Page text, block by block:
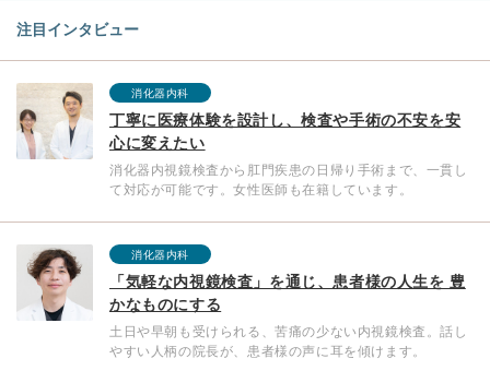
注目インタビュー
消化器内科
丁寧に医療体験を設計し、検査や手術の不安を安
心に変えたい
消化器内視鏡検査から肛門疾患の日帰り手術まで、一貫し
て対応が可能です。女性医師も在籍しています。
消化器内科
「気軽な内視鏡検査」を通じ、患者様の人生を 豊
かなものにする
土日や早朝も受けられる、苦痛の少ない内視鏡検査。話し
やすい人柄の院長が、患者様の声に耳を傾けます。